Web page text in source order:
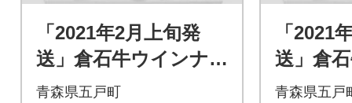
「2021年2月上旬発
送」倉石牛ウインナ
ー・倉石牛モモ肉セッ
青森県五戸町
「2021
送」倉
ー・倉
青森県五戸